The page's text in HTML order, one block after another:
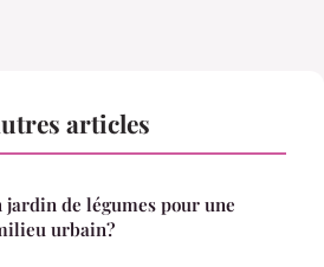
articles
de légumes pour une
urbain?